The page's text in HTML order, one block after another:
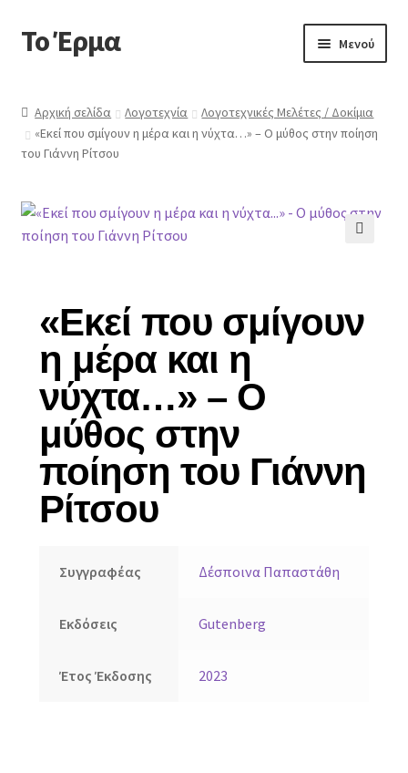
Το Έρμα Μενού
Ποιοι είμαστε
Συχνές Ερωτήσεις
Αρχική σελίδα Λογοτεχνία
Λογοτεχνικές Μελέτες / Δοκίμια
«Εκεί που σμίγουν η μέρα και η νύχτα…» – Ο μύθος στην ποίηση
του Γιάννη Ρίτσου
«Εκεί που σμίγουν
η μέρα και η
νύχτα…» – Ο
μύθος στην
ποίηση του Γιάννη
Ρίτσου
Συγγραφέας Δέσποινα Παπαστάθη
Εκδόσεις Gutenberg
Έτος Έκδοσης 2023